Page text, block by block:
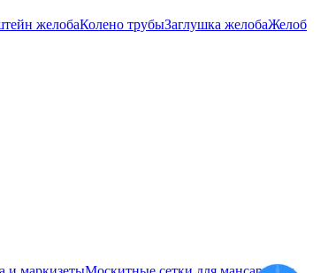
желобаКолено трубыЗаглушка желобаЖелоб